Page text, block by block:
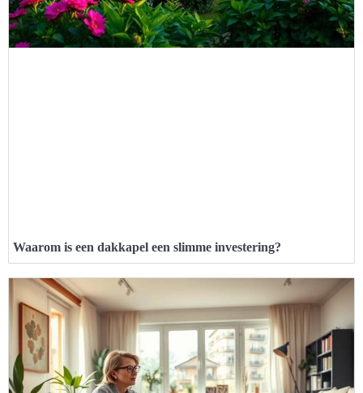
Waarom is een dakkapel een slimme investering?